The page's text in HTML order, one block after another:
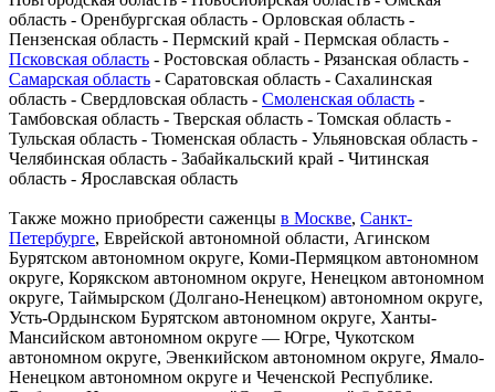
область - Оренбургская область - Орловская область -
Пензенская область - Пермский край - Пермская область -
Псковская область - Ростовская область - Рязанская область -
Самарская область - Саратовская область - Сахалинская
область - Свердловская область - Смоленская область -
Тамбовская область - Тверская область - Томская область -
Тульская область - Тюменская область - Ульяновская область -
Челябинская область - Забайкальский край - Читинская
область - Ярославская область
Также можно приобрести саженцы в Москве, Санкт-
Петербурге, Еврейской автономной области, Агинском
Бурятском автономном округе, Коми-Пермяцком автономном
округе, Корякском автономном округе, Ненецком автономном
округе, Таймырском (Долгано-Ненецком) автономном округе,
Усть-Ордынском Бурятском автономном округе, Ханты-
Мансийском автономном округе — Югре, Чукотском
автономном округе, Эвенкийском автономном округе, Ямало-
Ненецком автономном округе и Чеченской Республике.